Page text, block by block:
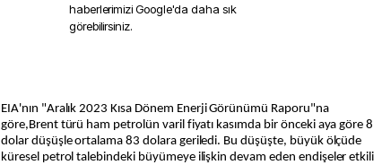
haberlerimizi Google'da daha sık
görebilirsiniz.
EIA'nın "Aralık 2023 Kısa Dönem Enerji Görünümü Raporu"na
göre,Brent türü ham petrolün varil fiyatı kasımda bir önceki aya göre 8
dolar düşüşle ortalama 83 dolara geriledi. Bu düşüşte, büyük ölçüde
küresel petrol talebindeki büyümeye ilişkin devam eden endişeler etkili